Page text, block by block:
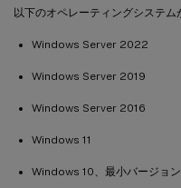
以下のオペレーティングシステム
Windows Server 2022
Windows Server 2019
Windows Server 2016
Windows 11
Windows 10、最小バージョ